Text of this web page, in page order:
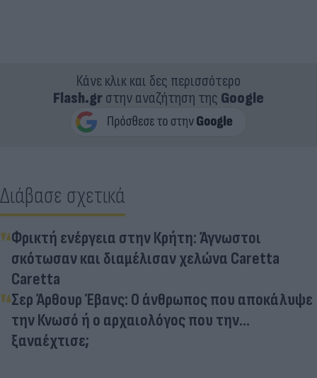
Κάνε κλικ και δες περισσότερο
Flash.grστην αναζήτηση της Google
Διάβασε σχετικά
Φρικτή ενέργεια στην Κρήτη: Άγνωστοι
σκότωσαν και διαμέλισαν χελώνα Caretta
Caretta
Σερ Άρθουρ Έβανς: Ο άνθρωπος που αποκάλυψε
την Κνωσό ή ο αρχαιολόγος που την…
ξαναέχτισε;